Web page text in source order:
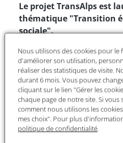
Le projet TransAlps est
thématique "Transition
sociale".
L’emploi des
de la recherche
aux formes de
constituent un champ très
recherche sociale.
relations en cours entre
“marginales”, et en
Nous utilisons des cookies pour
d'améliorer son utilisation,
réaliser des statistiques de visite.
durant 6 mois. Vous pouvez
cliquant sur le lien "Gérer les
chaque page de notre site. Si
comment nous utilisons les
mes choix". Pour plus
politique de confidentialité.